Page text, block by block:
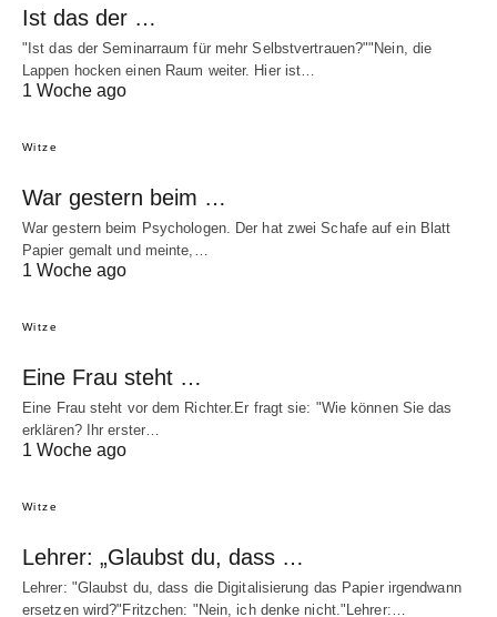
Ist das der …
"Ist das der Seminarraum für mehr Selbstvertrauen?""Nein, die
Lappen hocken einen Raum weiter. Hier ist…
1 Woche ago
Witze
War gestern beim …
War gestern beim Psychologen. Der hat zwei Schafe auf ein Blatt
Papier gemalt und meinte,…
1 Woche ago
Witze
Eine Frau steht …
Eine Frau steht vor dem Richter.Er fragt sie: "Wie können Sie das
erklären? Ihr erster…
1 Woche ago
Witze
Lehrer: „Glaubst du, dass …
Lehrer: "Glaubst du, dass die Digitalisierung das Papier irgendwann
ersetzen wird?"Fritzchen: "Nein, ich denke nicht."Lehrer:…